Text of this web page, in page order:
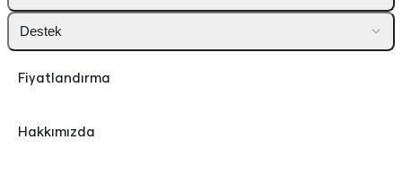
Destek
Fiyatlandırma
Hakkımızda